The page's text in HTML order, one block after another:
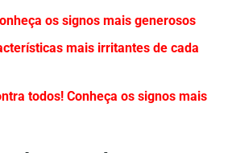
os signos mais generosos
mais irritantes de cada
todos! Conheça os signos mais